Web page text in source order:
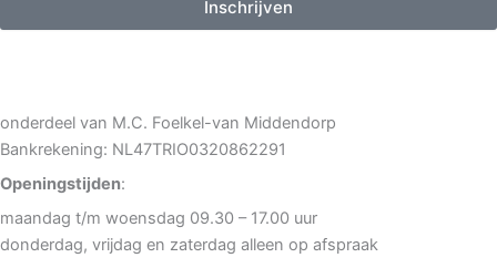
Inschrijven
onderdeel van M.C. Foelkel-van Middendorp
Bankrekening: NL47TRIO0320862291
Openingstijden:
maandag t/m woensdag 09.30 – 17.00 uur
donderdag, vrijdag en zaterdag alleen op afspraak